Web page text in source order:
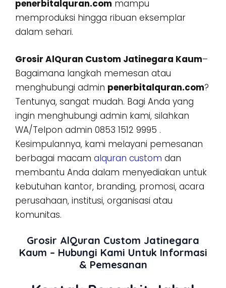
penerbitalquran.com mampu
memproduksi hingga ribuan eksemplar
dalam sehari.
Grosir AlQuran Custom Jatinegara Kaum–
Bagaimana langkah memesan atau
menghubungi admin penerbitalquran.com?
Tentunya, sangat mudah. Bagi Anda yang
ingin menghubungi admin kami, silahkan
WA/Telpon admin 0853 1512 9995 .
Kesimpulannya, kami melayani pemesanan
berbagai macam alquran custom dan
membantu Anda dalam menyediakan untuk
kebutuhan kantor, branding, promosi, acara
perusahaan, institusi, organisasi atau
komunitas.
Grosir AlQuran Custom Jatinegara
Kaum – Hubungi Kami Untuk Informasi
& Pemesanan